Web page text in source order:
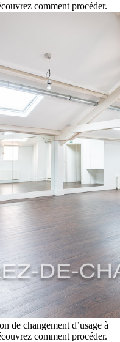
comment procéder.
de changement d’usage à
comment procéder.